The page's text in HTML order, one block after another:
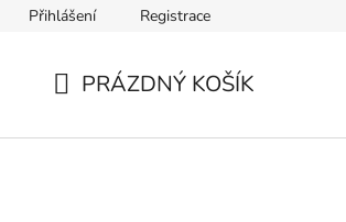
Přihlášení Registrace
PRÁZDNÝ KOŠÍK